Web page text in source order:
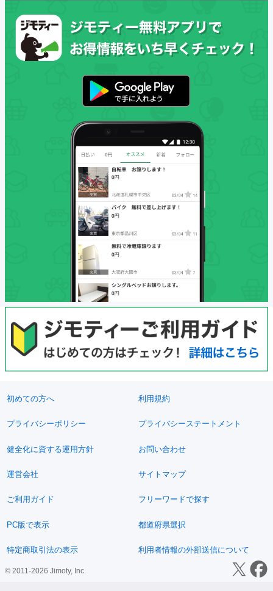
初めての方へ 利用規約
プライバシーポリシー プライバシーステートメント
健全化に資する運用方針 お問い合わせ
運営会社 サイトマップ
ご利用ガイド フリーワードで探す
PC版で表示 都道府県選択
特定商取引法の表示 利用者情報の外部送信について
© 2011-2026 Jimoty, Inc.